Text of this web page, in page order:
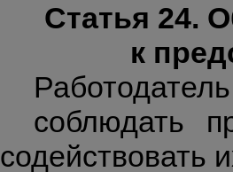
Статья 24.
к
соблюдать
содействовать